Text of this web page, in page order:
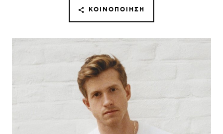
ΚΟΙΝΟΠΟΊΗΣΗ